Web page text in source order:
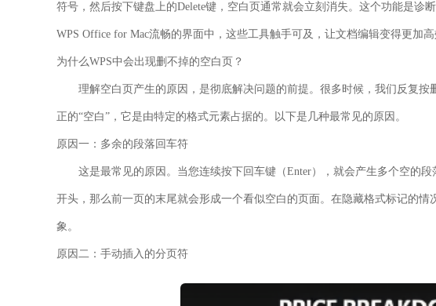
符号，然后按下键盘上的Delete键，空白页通常就会立刻消失。这个功能是诊
WPS Office for Mac流畅的界面中，这些工具触手可及，让文档编辑变得更加高
为什么WPS中会出现删不掉的空白页？
理解空白页产生的原因，是彻底解决问题的前提。很多时候，我们反复
正的“空白”，它是由特定的格式元素占据的。以下是几种最常见的原因。
原因一：多余的段落回车符
这是最常见的原因。当您连续按下回车键（Enter），就会产生多个空的
开头，那么前一页的末尾就会形成一个看似空白的页面。在隐藏格式标记的
象。
原因二：手动插入的分页符